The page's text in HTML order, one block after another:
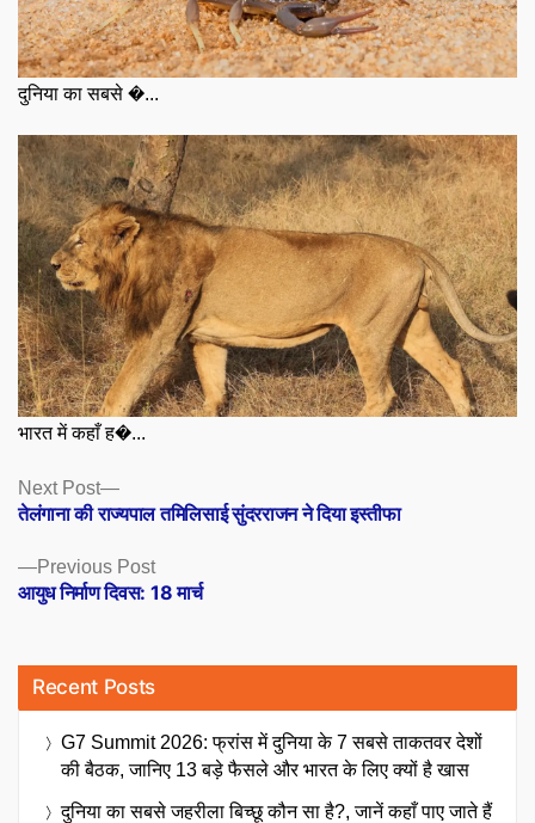
दुनिया का सबसे �...
भारत में कहाँ ह�...
Posts
navigation
Previous PostPrevious
post:
आयुध निर्माण दिवस: 18 मार्च
Next Post
Next
post:
तेलंगाना की राज्यपाल तमिलिसाई सुंदरराजन ने दिया इस्तीफा
Recent Posts
G7 Summit 2026: फ्रांस में दुनिया के 7 सबसे ताकतवर देशों
की बैठक, जानिए 13 बड़े फैसले और भारत के लिए क्यों है खास
दुनिया का सबसे जहरीला बिच्छू कौन सा है?, जानें कहाँ पाए जाते हैं